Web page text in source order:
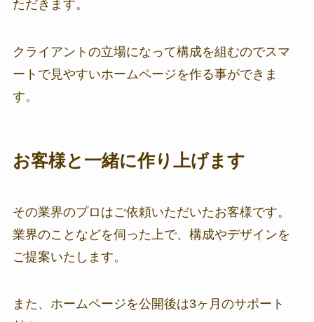
ただきます。
クライアントの立場になって構成を組むのでスマ
ートで見やすいホームページを作る事ができま
す。
お客様と一緒に作り上げます
その業界のプロはご依頼いただいたお客様です。
業界のことなどを伺った上で、構成やデザインを
ご提案いたします。
また、ホームページを公開後は3ヶ月のサポート